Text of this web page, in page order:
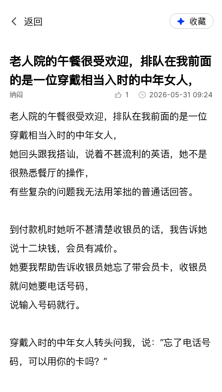
返回 收藏
老人院的午餐很受欢迎，排队在我前面
的是一位穿戴相当入时的中年女人，
纳闷 1 2026-05-31 09:24
老人院的午餐很受欢迎，排队在我前面的是一位
穿戴相当入时的中年女人，
她回头跟我搭讪，说着不甚流利的英语，她不是
很熟悉餐厅的操作，
有些复杂的问题我无法用笨拙的普通话回答。
到付款机时她听不甚清楚收银员的话，我告诉她
说十二块钱，会员有减价。
她要我帮助告诉收银员她忘了带会员卡，收银员
就问她要电话号码，
说输入号码就行。
穿戴入时的中年女人转头问我，说：“忘了电话号
码，可以用你的卡吗？”